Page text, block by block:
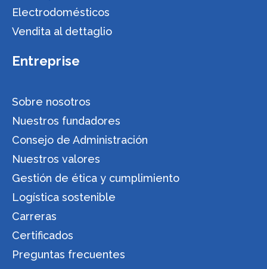
Electrodomésticos
Vendita al dettaglio
Entreprise
Sobre nosotros
Nuestros fundadores
Consejo de Administración
Nuestros valores
Gestión de ética y cumplimiento
Logística sostenible
Carreras
Certificados
Preguntas frecuentes